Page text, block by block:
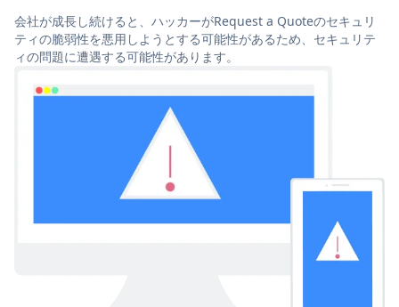
会社が成長し続けると、ハッカーがRequest a Quoteのセキュリ
ティの脆弱性を悪用しようとする可能性があるため、セキュリテ
ィの問題に遭遇する可能性があります。